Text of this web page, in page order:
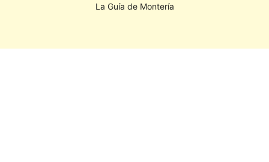
La Guía de Montería